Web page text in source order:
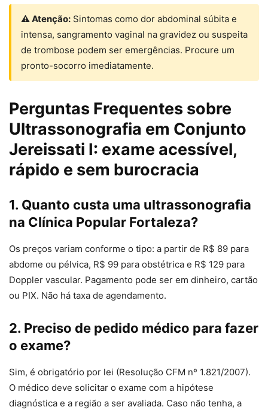
⚠ Atenção: Sintomas como dor abdominal súbita e
intensa, sangramento vaginal na gravidez ou suspeita
de trombose podem ser emergências. Procure um
pronto-socorro imediatamente.
Perguntas Frequentes sobre
Ultrassonografia em Conjunto
Jereissati I: exame acessível,
rápido e sem burocracia
1. Quanto custa uma ultrassonografia
na Clínica Popular Fortaleza?
Os preços variam conforme o tipo: a partir de R$ 89 para
abdome ou pélvica, R$ 99 para obstétrica e R$ 129 para
Doppler vascular. Pagamento pode ser em dinheiro, cartão
ou PIX. Não há taxa de agendamento.
2. Preciso de pedido médico para fazer
o exame?
Sim, é obrigatório por lei (Resolução CFM nº 1.821/2007).
O médico deve solicitar o exame com a hipótese
diagnóstica e a região a ser avaliada. Caso não tenha, a